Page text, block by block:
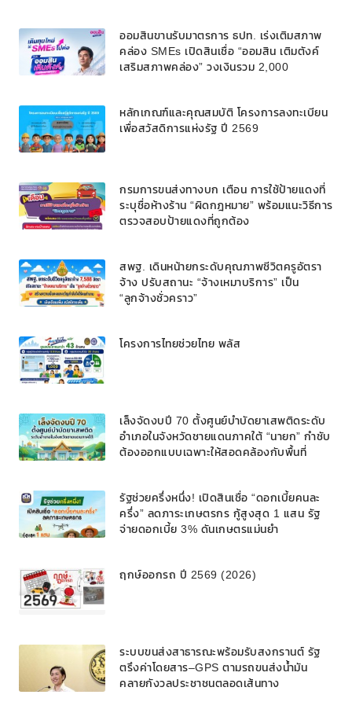
ออมสินขานรับมาตรการ ธปท. เร่งเติมสภาพ
คล่อง SMEs เปิดสินเชื่อ “ออมสิน เติมตังค์
เสริมสภาพคล่อง” วงเงินรวม 2,000
หลักเกณฑ์และคุณสมบัติ โครงการลงทะเบียน
เพื่อสวัสดิการแห่งรัฐ ปี 2569
กรมการขนส่งทางบก เตือน การใช้ป้ายแดงที่
ระบุชื่อห้างร้าน “ผิดกฎหมาย” พร้อมแนะวิธีการ
ตรวจสอบป้ายแดงที่ถูกต้อง
สพฐ. เดินหน้ายกระดับคุณภาพชีวิตครูอัตรา
จ้าง ปรับสถานะ “จ้างเหมาบริการ” เป็น
“ลูกจ้างชั่วคราว”
โครงการไทยช่วยไทย พลัส
เล็งจัดงบปี 70 ตั้งศูนย์บำบัดยาเสพติดระดับ
อำเภอในจังหวัดชายแดนภาคใต้ “นายก” กำชับ
ต้องออกแบบเฉพาะให้สอดคล้องกับพื้นที่
รัฐช่วยครึ่งหนึ่ง! เปิดสินเชื่อ “ดอกเบี้ยคนละ
ครึ่ง” ลดภาระเกษตรกร กู้สูงสุด 1 แสน รัฐ
จ่ายดอกเบี้ย 3% ดันเกษตรแม่นยำ
ฤกษ์ออกรถ ปี 2569 (2026)
ระบบขนส่งสาธารณะพร้อมรับสงกรานต์ รัฐ
ตรึงค่าโดยสาร–GPS ตามรถขนส่งน้ำมัน
คลายกังวลประชาชนตลอดเส้นทาง